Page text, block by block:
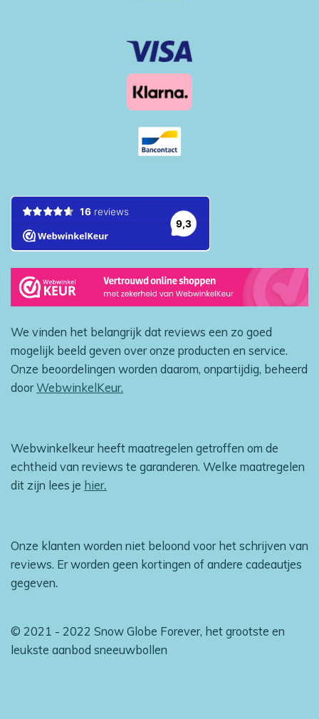
We vinden het belangrijk dat reviews een zo goed
mogelijk beeld geven over onze producten en service.
Onze beoordelingen worden daarom, onpartijdig, beheerd
doorWebwinkelKeur.
Webwinkelkeur heeft maatregelen getroffen om de
echtheid van reviews te garanderen. Welke maatregelen
dit zijn lees je hier.
Onze klanten worden niet beloond voor het schrijven van
reviews. Er worden geen kortingen of andere cadeautjes
gegeven.
© 2021 - 2022 Snow Globe Forever, het grootste en
leukste aanbod sneeuwbollen